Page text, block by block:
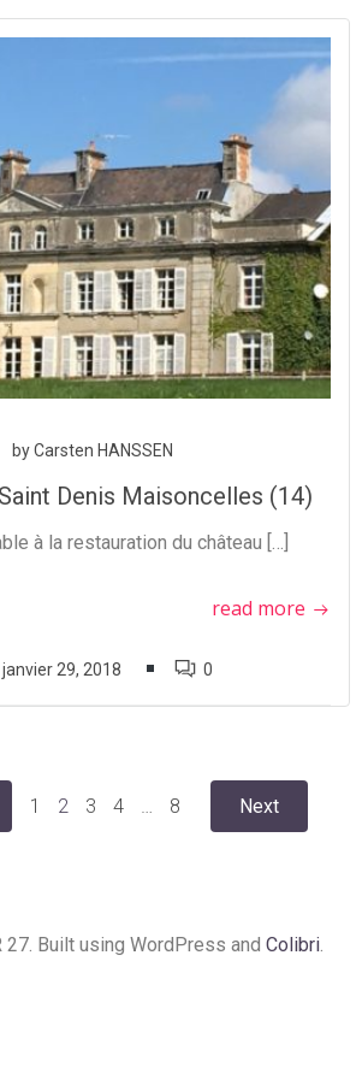
Aller
au
byCarsten HANSSEN
Denis Maisoncelles (14)
à la restauration du château […]
read more
janvier 29, 2018 0
Posts
Page
1 Page
2 Page
3 Page
4 … Page
8
Posts
Next
27. Built using WordPress and Colibri.